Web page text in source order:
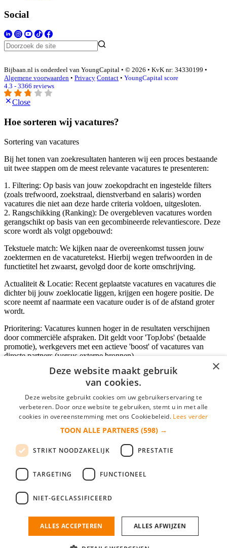
Social
Bijbaan.nl is onderdeel van YoungCapital • © 2026 • KvK nr: 34330199 •
Algemene voorwaarden • Privacy Contact • YoungCapital score
4.3 - 3366 reviews
Close
Hoe sorteren wij vacatures?
Sortering van vacatures
Bij het tonen van zoekresultaten hanteren wij een proces bestaande
uit twee stappen om de meest relevante vacatures te presenteren:
1. Filtering: Op basis van jouw zoekopdracht en ingestelde filters
(zoals trefwoord, zoekstraal, dienstverband en salaris) worden
vacatures die niet aan deze harde criteria voldoen, uitgesloten.
2. Rangschikking (Ranking): De overgebleven vacatures worden
gerangschikt op basis van een gecombineerde relevantiescore. Deze
score wordt als volgt opgebouwd:
Tekstuele match: We kijken naar de overeenkomst tussen jouw
zoektermen en de vacaturetekst. Hierbij wegen trefwoorden in de
functietitel het zwaarst, gevolgd door de korte omschrijving.
Actualiteit & Locatie: Recent geplaatste vacatures en vacatures die
dichter bij jouw zoeklocatie liggen, krijgen een hogere positie. De
score neemt af naarmate een vacature ouder is of de afstand groter
wordt.
Prioritering: Vacatures kunnen hoger in de resultaten verschijnen
door commerciële afspraken. Dit geldt voor 'TopJobs' (betaalde
promotie), werkgevers met een actieve 'boost' of vacatures van
directe partners (versus externe bronnen).
Inloggen als bedrijf
*
login gegevens onthouden
login
Bedrijf aanmelden
nieuwe collega/werknemer zo gevonden!
×
Deze website maakt gebruik
van cookies.
Deze website gebruikt cookies om uw gebruikerservaring te
verbeteren. Door onze website te gebruiken, stemt u in met alle
cookies in overeenstemming met ons Cookiebeleid. Lees verder
TOON ALLE PARTNERS (598) →
STRIKT NOODZAKELIJK PRESTATIE
TARGETING FUNCTIONEEL
NIET-GECLASSIFICEERD
ALLES ACCEPTEREN ALLES AFWIJZEN